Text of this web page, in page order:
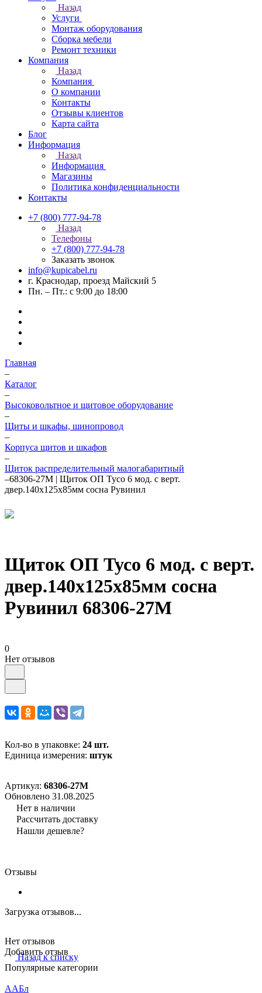
Назад
Услуги
Монтаж оборудования
Сборка мебели
Ремонт техники
Компания
Назад
Компания
О компании
Контакты
Отзывы клиентов
Карта сайта
Блог
Информация
Назад
Информация
Магазины
Политика конфиденциальности
Контакты
+7 (800) 777-94-78
Назад
Телефоны
+7 (800) 777-94-78
Заказать звонок
info@kupicabel.ru
г. Краснодар, проезд Майский 5
Пн. – Пт.: с 9:00 до 18:00
Главная
–
Каталог
–
Высоковольтное и щитовое оборудование
–
Щиты и шкафы, шинопровод
–
Корпуса щитов и шкафов
–
Щиток распределительный малогабаритный
–68306-27М | Щиток ОП Тусо 6 мод. с верт.
двер.140х125х85мм сосна Рувинил
Щиток ОП Тусо 6 мод. с верт.
двер.140х125х85мм сосна
Рувинил 68306-27М
0
Нет отзывов
Кол-во в упаковке: 24 шт.
Единица измерения: штук
Артикул: 68306-27М
Обновлено 31.08.2025
Нет в наличии
Рассчитать доставку
Нашли дешевле?
Отзывы
Загрузка отзывов...
Нет отзывов
Добавить отзыв
Назад к списку
Популярные категории
ААБл